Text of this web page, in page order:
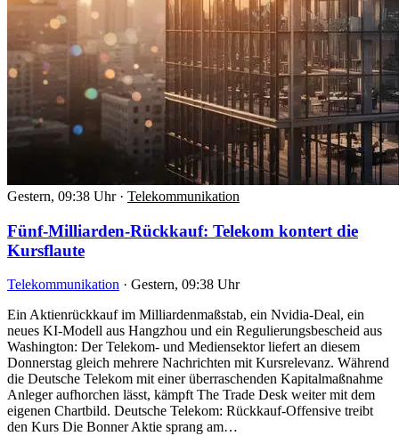
Gestern, 09:38 Uhr · Telekommunikation
Fünf-Milliarden-Rückkauf: Telekom kontert die
Kursflaute
Telekommunikation · Gestern, 09:38 Uhr
Ein Aktienrückkauf im Milliardenmaßstab, ein Nvidia-Deal, ein
neues KI-Modell aus Hangzhou und ein Regulierungsbescheid aus
Washington: Der Telekom- und Mediensektor liefert an diesem
Donnerstag gleich mehrere Nachrichten mit Kursrelevanz. Während
die Deutsche Telekom mit einer überraschenden Kapitalmaßnahme
Anleger aufhorchen lässt, kämpft The Trade Desk weiter mit dem
eigenen Chartbild. Deutsche Telekom: Rückkauf-Offensive treibt
den Kurs Die Bonner Aktie sprang am…